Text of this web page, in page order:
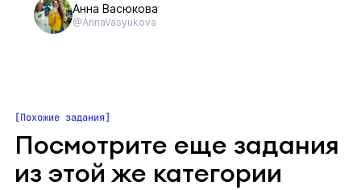
Анна Васюкова
@AnnaVasyukova
Похожие задания
Посмотрите еще задания
из этой же категории